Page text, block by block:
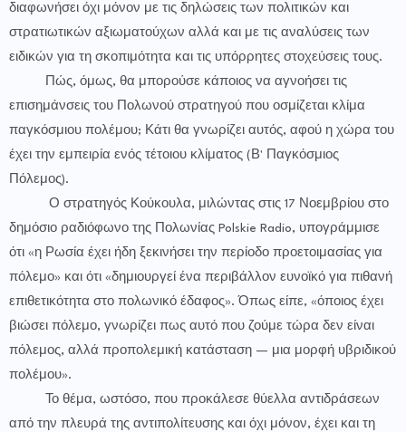
διαφωνήσει όχι μόνον με τις δηλώσεις των πολιτικών και
στρατιωτικών αξιωματούχων αλλά και με τις αναλύσεις των
ειδικών για τη σκοπιμότητα και τις υπόρρητες στοχεύσεις τους.
Πώς, όμως, θα μπορούσε κάποιος να αγνοήσει τις
επισημάνσεις του Πολωνού στρατηγού που οσμίζεται κλίμα
παγκόσμιου πολέμου; Κάτι θα γνωρίζει αυτός, αφού η χώρα του
έχει την εμπειρία ενός τέτοιου κλίματος (Β' Παγκόσμιος
Πόλεμος).
Ο στρατηγός Κούκουλα, μιλώντας στις 17 Νοεμβρίου στο
δημόσιο ραδιόφωνο της Πολωνίας Polskie Radio, υπογράμμισε
ότι «η Ρωσία έχει ήδη ξεκινήσει την περίοδο προετοιμασίας για
πόλεμο» και ότι «δημιουργεί ένα περιβάλλον ευνοϊκό για πιθανή
επιθετικότητα στο πολωνικό έδαφος». Όπως είπε, «όποιος έχει
βιώσει πόλεμο, γνωρίζει πως αυτό που ζούμε τώρα δεν είναι
πόλεμος, αλλά προπολεμική κατάσταση — μια μορφή υβριδικού
πολέμου».
Το θέμα, ωστόσο, που προκάλεσε θύελλα αντιδράσεων
από την πλευρά της αντιπολίτευσης και όχι μόνον, έχει και τη